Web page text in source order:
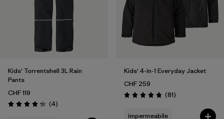
Kids' Torrentshell 3L Rain
Pants
CHF 119
Valutazione: 4.3 / 5
(4Recensioni
)
Kids' 4-in-1 Everyday Jacket
CHF 259
Valutazione: 4.8 / 5
(81Recensioni
)
impermeabile